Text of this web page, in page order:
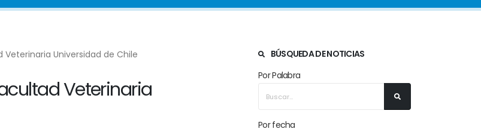
BÚSQUEDA DE NOTICIAS
Por Palabra
Por fecha
Veterinaria